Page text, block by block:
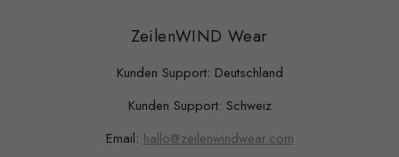
ZeilenWIND Wear
Kunden Support: Deutschland
Kunden Support: Schweiz
Email: hallo@zeilenwindwear.com